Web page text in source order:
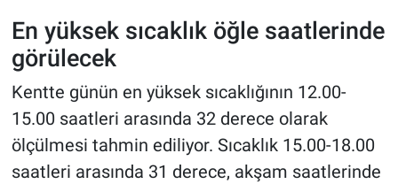
En yüksek sıcaklık öğle saatlerinde
görülecek
Kentte günün en yüksek sıcaklığının 12.00-
15.00 saatleri arasında 32 derece olarak
ölçülmesi tahmin ediliyor. Sıcaklık 15.00-18.00
saatleri arasında 31 derece, akşam saatlerinde